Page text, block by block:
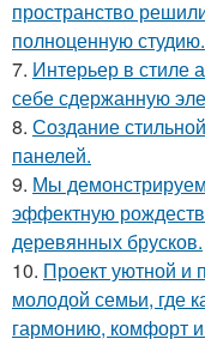
пространство
полноценную студию.
7. Интерьер в стиле
себе сдержанную
8. Создание
панелей.
9. Мы
эффектную
деревянных брусков.
10. Проект уютной и
молодой семьи, где
гармонию, комфорт